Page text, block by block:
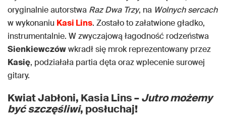
oryginalnie autorstwa Raz Dwa Trzy, na Wolnych sercach
w wykonaniu Kasi Lins. Zostało to załatwione gładko,
instrumentalnie. W zwyczajową łagodność rodzeństwa
Sienkiewczówwkradł się mrok reprezentowany przez
Kasię, podziałała partia dęta oraz wplecenie surowej
gitary.
Kwiat Jabłoni, Kasia Lins –Jutro możemy
być szczęśliwi, posłuchaj!